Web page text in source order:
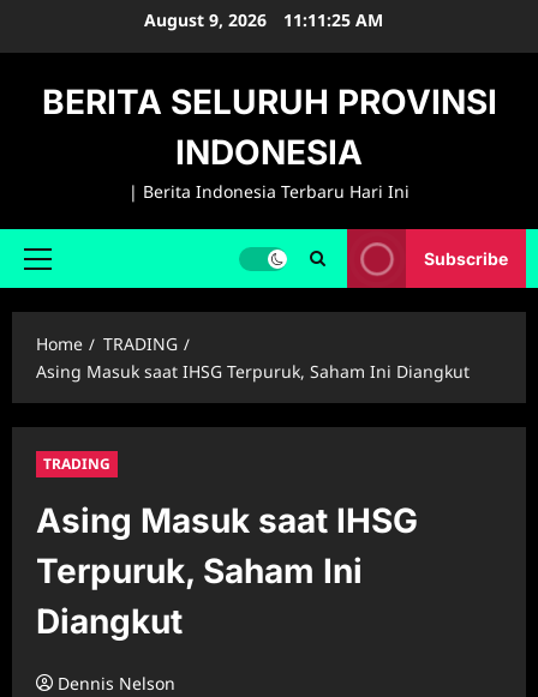
August 9, 2026 11:11:26 AM
BERITA SELURUH PROVINSI
INDONESIA
| Berita Indonesia Terbaru Hari Ini
Primary
Subscribe
Home
TRADING
Asing Masuk saat IHSG Terpuruk, Saham Ini Diangkut
TRADING
Asing Masuk saat IHSG
Terpuruk, Saham Ini
Diangkut
Dennis Nelson